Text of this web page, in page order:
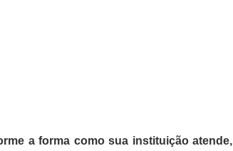
a forma como sua instituição atende,